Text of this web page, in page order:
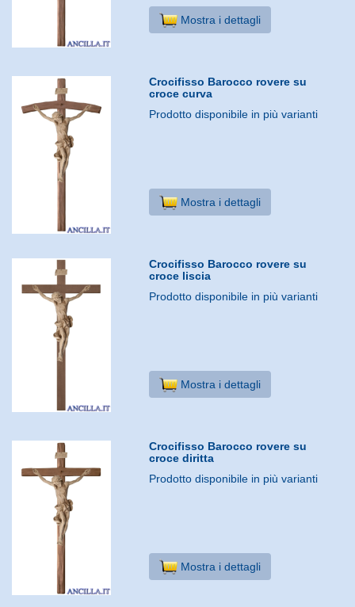
Mostra i dettagli
Crocifisso Barocco rovere su
croce curva
Prodotto disponibile in più varianti
Mostra i dettagli
Crocifisso Barocco rovere su
croce liscia
Prodotto disponibile in più varianti
Mostra i dettagli
Crocifisso Barocco rovere su
croce diritta
Prodotto disponibile in più varianti
Mostra i dettagli